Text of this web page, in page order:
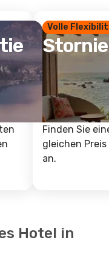
Volle
Finden Sie
gleichen
an.
Hotel in